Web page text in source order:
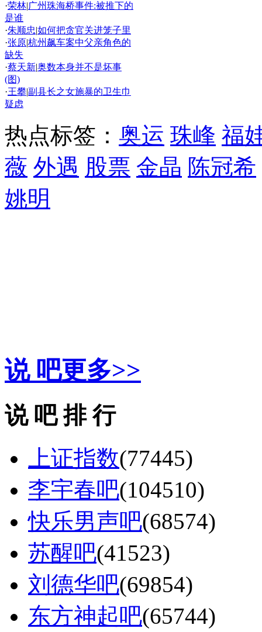
·荣林|广州珠海桥事件:被推下的
是谁
·朱顺忠|如何把贪官关进笼子里
·张原|杭州飙车案中父亲角色的
缺失
·蔡天新|奥数本身并不是坏事
(图)
·王攀|副县长之女施暴的卫生巾
疑虑
热点标签： 奥运 珠峰 福
薇 外遇 股票 金晶 陈冠希
姚明
说 吧更多>>
说 吧 排 行
上证指数(77445)
李宇春吧(104510)
快乐男声吧(68574)
苏醒吧(41523)
刘德华吧(69854)
东方神起吧(65744)